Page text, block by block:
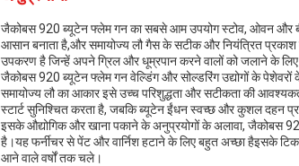
जैकोबस 920 ब्यूटेन फ्लेम गन का सबसे आम उपयोग स्टोव, ओवन और
आसान बनाता है,और समायोज्य लौ गैस के सटीक और नियंत्रित
उपकरण है जिन्हें अपने ग्रिल और धूम्रपान करने वालों को जलाने के
जैकोबस 920 ब्यूटेन फ्लेम गन वेल्डिंग और सोल्डरिंग उद्योगों के
समायोज्य लौ का आकार इसे उच्च परिशुद्धता और सटीकता की
स्टार्ट सुनिश्चित करता है, जबकि ब्यूटेन ईंधन स्वच्छ और कुशल दहन
इसके औद्योगिक और खाना पकाने के अनुप्रयोगों के अलावा, जैकोबस
है।यह फर्नीचर से पेंट और वार्निश हटाने के लिए बहुत अच्छा हैइसके
आने वाले वर्षों तक चले।